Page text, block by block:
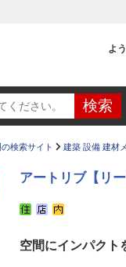
よ
検索サイト 建築 設備 建材
アートリブ【リー
空間にインパクト